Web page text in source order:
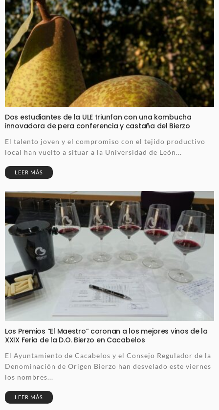
Dos estudiantes de la ULE triunfan con una kombucha
innovadora de pera conferencia y castaña del Bierzo
El talento joven y el compromiso con el tejido productivo
local han vuelto a situar a la Universidad de León...
LEER MÁS
Los Premios “El Maestro” coronan a los mejores vinos de la
XXIX Feria de la D.O. Bierzo en Cacabelos
El Ayuntamiento de Cacabelos y el Consejo Regulador de la
Denominación de Origen Bierzo han desvelado este viernes
los nombres...
LEER MÁS